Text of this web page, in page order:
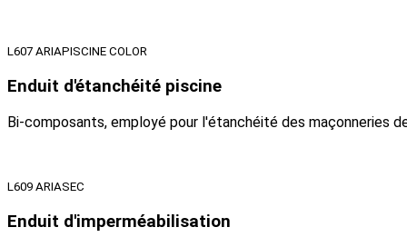
L607 ARIAPISCINE COLOR
Enduit d'étanchéité piscine
Bi-composants, employé pour l'étanchéité des maçonneries
L609 ARIASEC
Enduit d'imperméabilisation